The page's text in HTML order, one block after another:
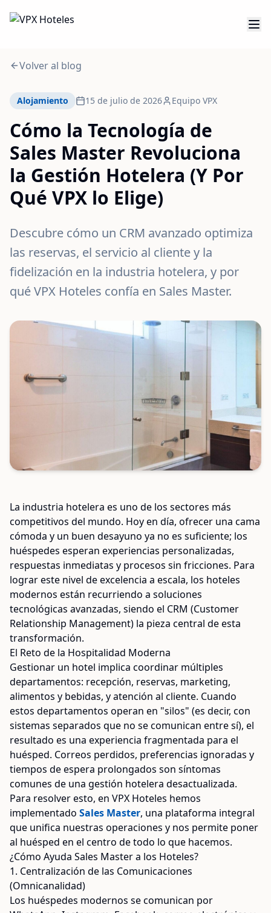
Volver al blog
Alojamiento 15 de julio de 2026 Equipo VPX
Cómo la Tecnología de
Sales Master Revoluciona
la Gestión Hotelera (Y Por
Qué VPX lo Elige)
Descubre cómo un CRM avanzado optimiza
las reservas, el servicio al cliente y la
fidelización en la industria hotelera, y por
qué VPX Hoteles confía en Sales Master.
La industria hotelera es uno de los sectores más
competitivos del mundo. Hoy en día, ofrecer una cama
cómoda y un buen desayuno ya no es suficiente; los
huéspedes esperan experiencias personalizadas,
respuestas inmediatas y procesos sin fricciones. Para
lograr este nivel de excelencia a escala, los hoteles
modernos están recurriendo a soluciones
tecnológicas avanzadas, siendo el CRM (Customer
Relationship Management) la pieza central de esta
transformación.
El Reto de la Hospitalidad Moderna
Gestionar un hotel implica coordinar múltiples
departamentos: recepción, reservas, marketing,
alimentos y bebidas, y atención al cliente. Cuando
estos departamentos operan en "silos" (es decir, con
sistemas separados que no se comunican entre sí), el
resultado es una experiencia fragmentada para el
huésped. Correos perdidos, preferencias ignoradas y
tiempos de espera prolongados son síntomas
comunes de una gestión hotelera desactualizada.
Para resolver esto, en VPX Hoteles hemos
implementado Sales Master, una plataforma integral
que unifica nuestras operaciones y nos permite poner
al huésped en el centro de todo lo que hacemos.
¿Cómo Ayuda Sales Master a los Hoteles?
1. Centralización de las Comunicaciones
(Omnicanalidad)
Los huéspedes modernos se comunican por